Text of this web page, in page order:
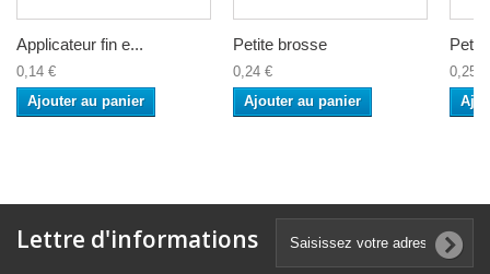
Applicateur fin e...
0,14 €
Ajouter au panier
Petite brosse
0,24 €
Ajouter au panier
0,25 €
Lettre d'informations